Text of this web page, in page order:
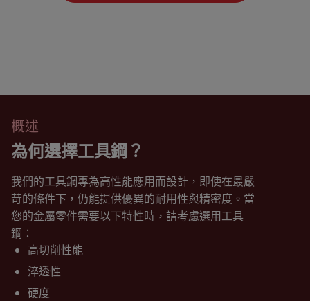
概述
為何選擇工具鋼？
我們的工具鋼專為高性能應用而設計，即使在最嚴
苛的條件下，仍能提供優異的耐用性與精密度。當
您的金屬零件需要以下特性時，請考慮選用工具
鋼：
高切削性能
淬透性
硬度